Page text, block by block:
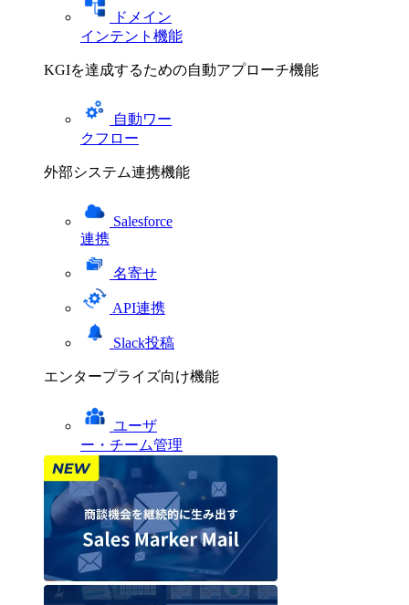
ドメイン
インテント機能
KGIを達成するための自動アプローチ機能
自動ワー
クフロー
外部システム連携機能
Salesforce
連携
名寄せ
API連携
Slack投稿
エンタープライズ向け機能
ユーザ
ー・チーム管理